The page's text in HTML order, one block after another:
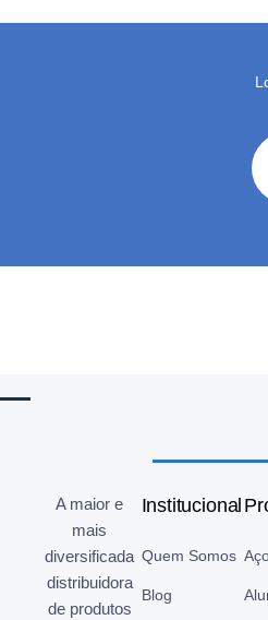
A maior e
mais
diversificada
distribuidora
de produtos
Institucional
Quem Somos
Blog